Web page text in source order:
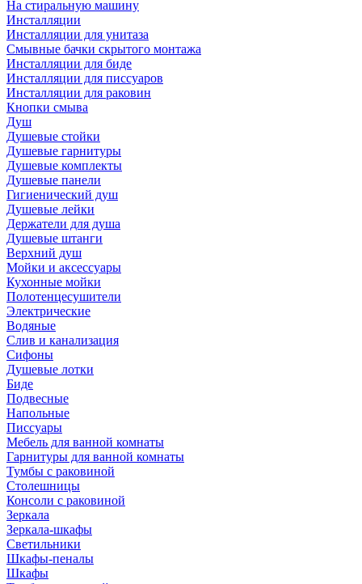
На стиральную машину
Инсталляции
Инсталляции для унитаза
Смывные бачки скрытого монтажа
Инсталляции для биде
Инсталляции для писсуаров
Инсталляции для раковин
Кнопки смыва
Душ
Душевые стойки
Душевые гарнитуры
Душевые комплекты
Душевые панели
Гигиенический душ
Душевые лейки
Держатели для душа
Душевые штанги
Верхний душ
Мойки и аксессуары
Кухонные мойки
Полотенцесушители
Электрические
Водяные
Слив и канализация
Сифоны
Душевые лотки
Биде
Подвесные
Напольные
Писсуары
Мебель для ванной комнаты
Гарнитуры для ванной комнаты
Тумбы с раковиной
Столешницы
Консоли с раковиной
Зеркала
Зеркала-шкафы
Светильники
Шкафы-пеналы
Шкафы